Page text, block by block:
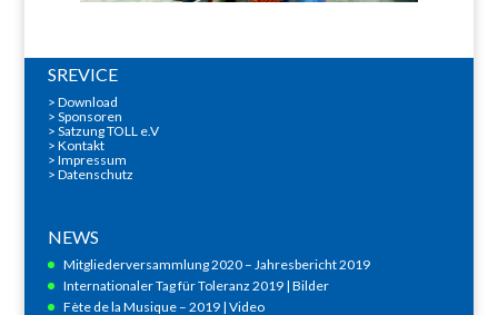
SREVICE
> Download
> Sponsoren
> Satzung TOLL e.V
> Kontakt
> Impressum
> Datenschutz
NEWS
Mitgliederversammlung 2020 – Jahresbericht 2019
Internationaler Tag für Toleranz 2019 | Bilder
Fète de la Musique – 2019 | Video